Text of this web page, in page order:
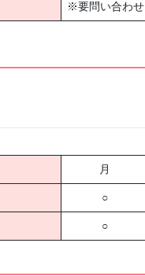
※要問い合わせ
月
○
○